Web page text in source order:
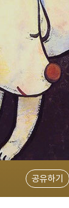
공유하기